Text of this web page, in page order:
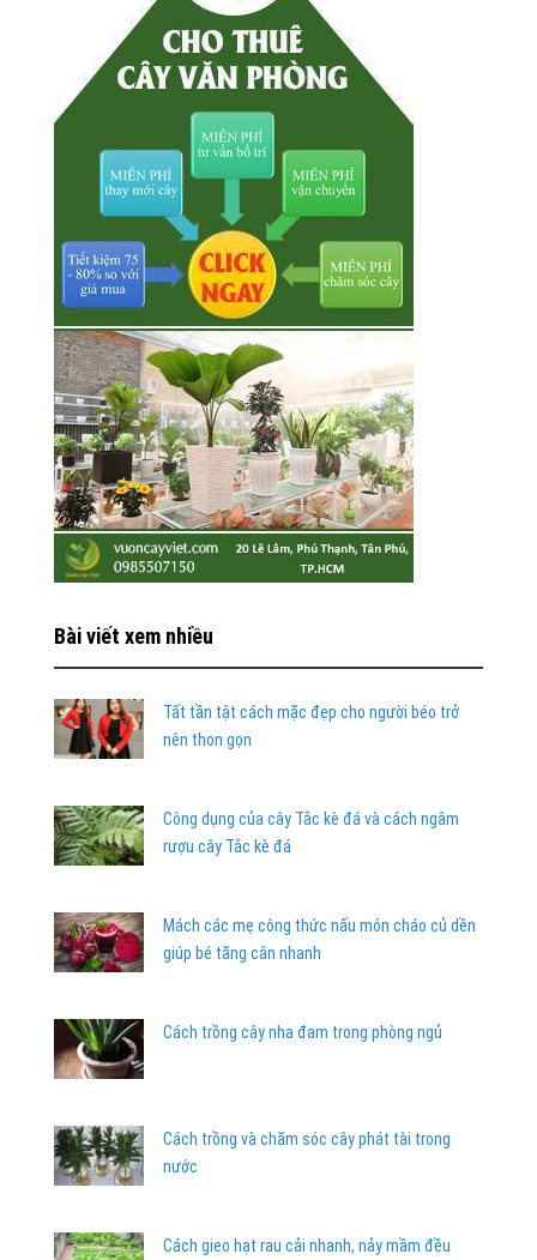
Bài viết xem nhiều
Tất tần tật cách mặc đẹp cho người béo trở
nên thon gọn
Công dụng của cây Tắc kè đá và cách ngâm
rượu cây Tắc kè đá
Mách các mẹ công thức nấu món cháo củ dền
giúp bé tăng cân nhanh
Cách trồng cây nha đam trong phòng ngủ
Cách trồng và chăm sóc cây phát tài trong
nước
Cách gieo hạt rau cải nhanh, nảy mầm đều